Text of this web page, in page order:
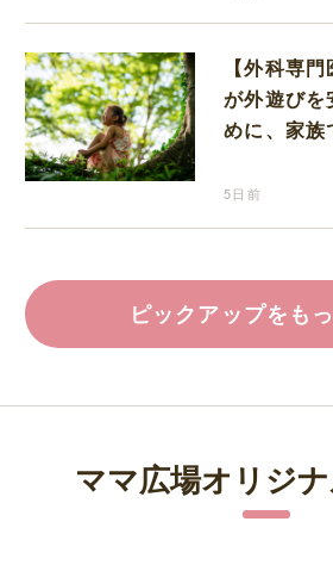
【外科専
が外遊びを
めに、家族
5日前
ピックアップをも
ママ広場オリジ